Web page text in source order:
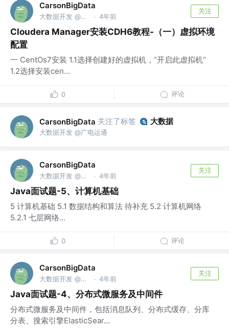
CarsonBigData
大数据开发 @广电运通 · 4年前
关注
Cloudera Manager安装CDH6教程-（一）虚拟环境
配置
一 CentOs7安装 1.1选择创建好的虚拟机，”开启此虚拟机“
1.2选择安装cen...
0 评论
CarsonBigData 关注了标签 大数据
大数据开发 @广电运通
CarsonBigData
大数据开发 @广电运通 · 4年前
关注
Java面试题-5、计算机基础
5 计算机基础 5.1 数据结构和算法 待补充 5.2 计算机网络
5.2.1 七层网络...
0 评论
CarsonBigData
大数据开发 @广电运通 · 4年前
关注
Java面试题-4、分布式微服务及中间件
分布式微服务及中间件，包括消息队列、分布式缓存、分库
分表、搜索引擎ElasticSear...